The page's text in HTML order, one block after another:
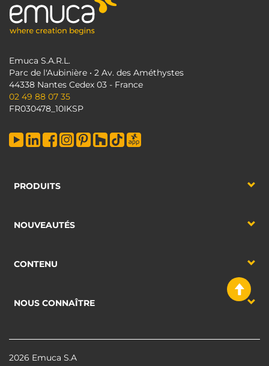
Emuca S.A.R.L.
Parc de l'Aubinière • 2 Av. des Améthystes
44338 Nantes Cedex 03 - France
02 49 88 07 35
FR030478_10IKSP
PRODUITS
NOUVEAUTÉS
CONTENU
NOUS CONNAÎTRE
2026 Emuca S.A